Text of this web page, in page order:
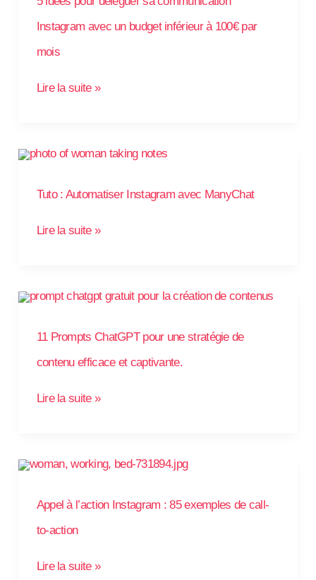
Instagram avec un budget inférieur à 100€ par
mois
Instagram
avec
un
inférieur
par
mois
Lire la suite »
Tuto : Automatiser Instagram avec ManyChat
Tuto
:
avec
ManyChat
Lire la suite »
11 Prompts ChatGPT pour une stratégie de
contenu efficace et captivante.
11
Prompts
une
stratégie
contenu
captivante.
Lire la suite »
Appel à l’action Instagram : 85 exemples de call-
to-action
Appel
à
:
85
de
action
Lire la suite »